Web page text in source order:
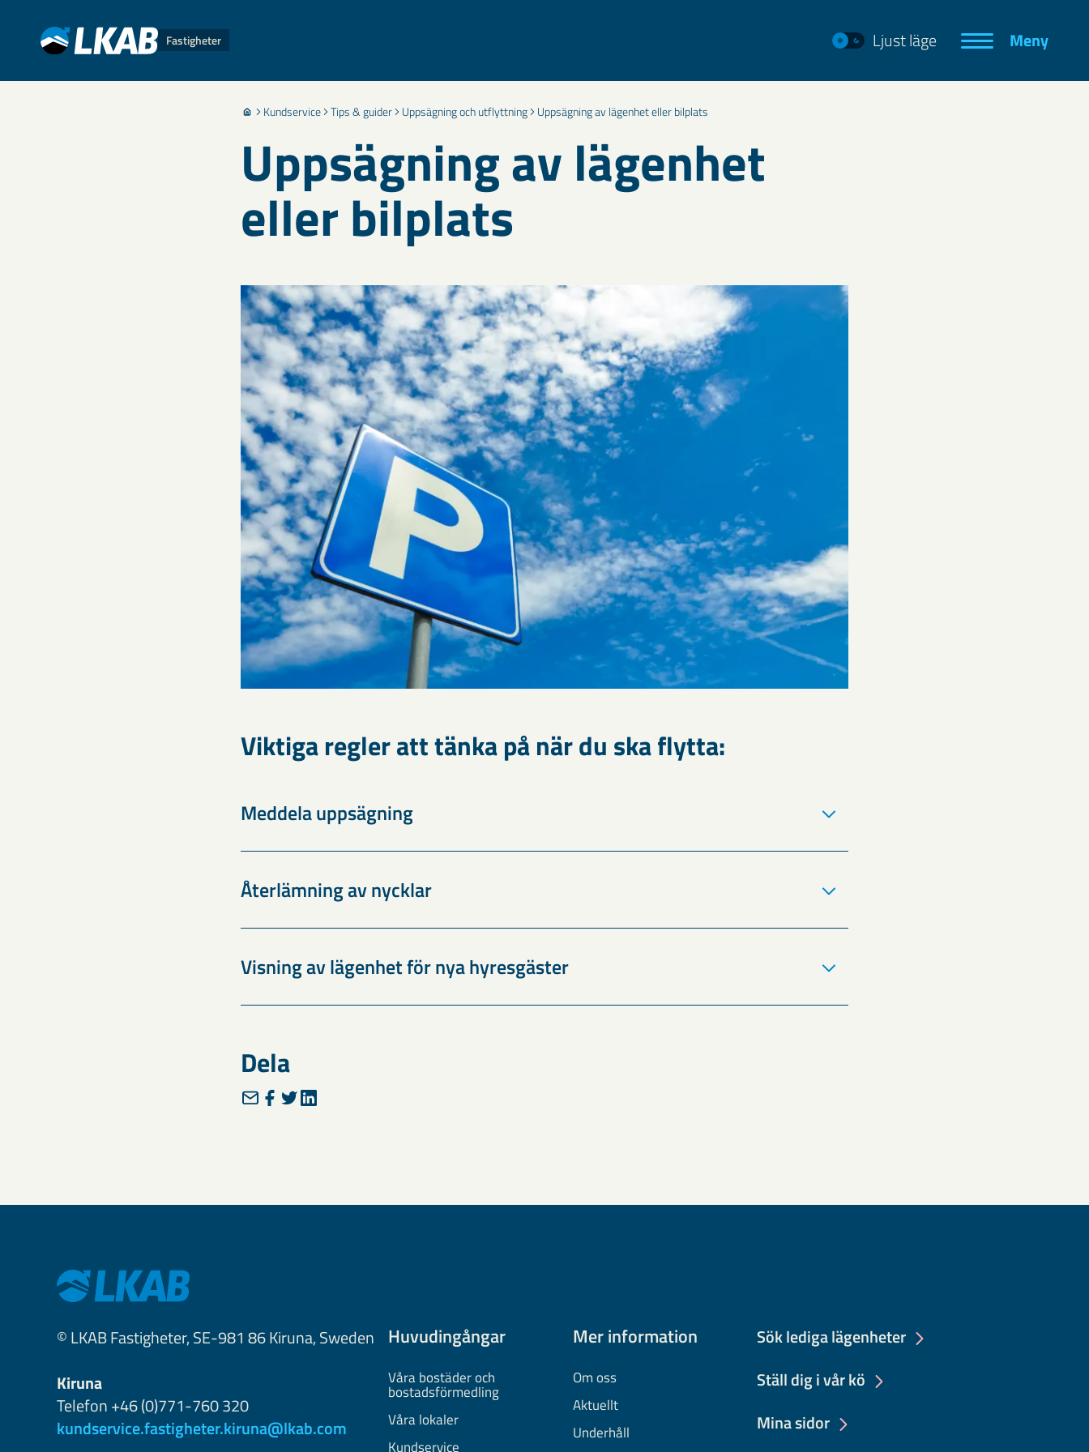
Fastigheter Ljust läge Meny
Kundservice Tips & guider Uppsägning och utflyttning Uppsägning av lägenhet eller bilplats
Uppsägning av lägenhet
eller bilplats
Viktiga regler att tänka på när du ska flytta:
Meddela uppsägning
Återlämning av nycklar
Visning av lägenhet för nya hyresgäster
Dela
© LKAB Fastigheter, SE-981 86 Kiruna, Sweden
Kiruna
Telefon +46 (0)771-760 320
kundservice.fastigheter.kiruna@lkab.com
Huvudingångar
Våra bostäder och
bostadsförmedling
Våra lokaler
Kundservice
Mer information
Om oss
Aktuellt
Underhåll
Sök lediga lägenheter
Ställ dig i vår kö
Mina sidor